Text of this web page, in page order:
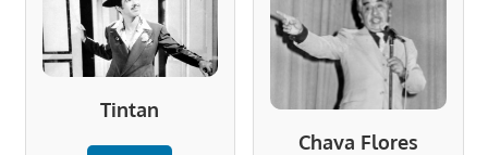
Tintan
Chava Flores